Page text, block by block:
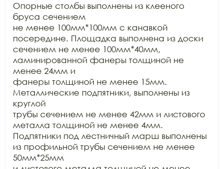
Опорные столбы выполнены из клееного
бруса сечением
не менее 100мм*100мм с канавкой
посередине. Площадка выполнена из доски
сечением не менее 100мм*40мм,
ламинированной фанеры толщиной не
менее 24мм и
фанеры толщиной не менее 15мм.
Металлические подпятники, выполнены из
круглой
трубы сечением не менее 42мм и листового
металла толщиной не менее 4мм.
Подпятники под лестничный марш выполнены
из профильной трубы сечением не менее
50мм*25мм